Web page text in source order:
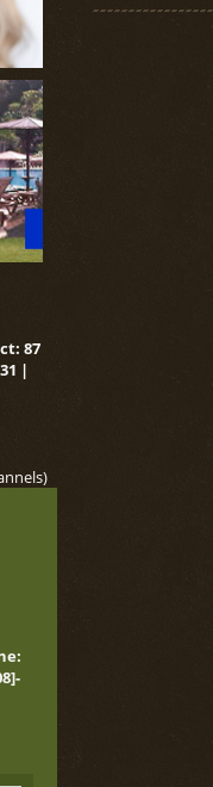
87
|